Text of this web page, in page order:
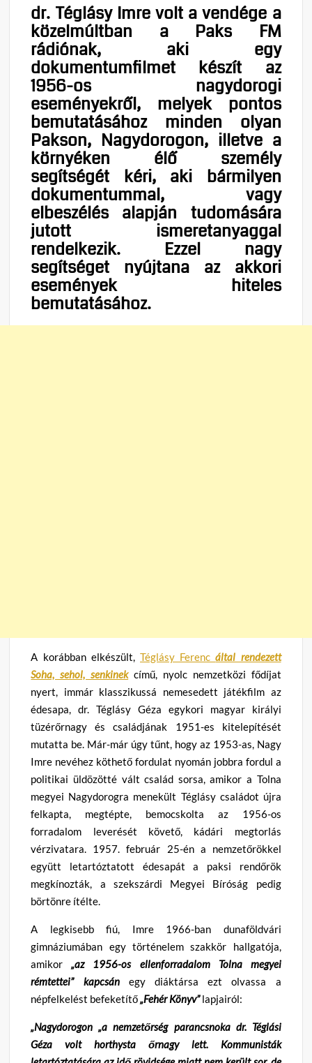
dr. Téglásy Imre volt a vendége a
közelmúltban a Paks FM
rádiónak, aki egy
dokumentumfilmet készít az
1956-os nagydorogi
eseményekről, melyek pontos
bemutatásához minden olyan
Pakson, Nagydorogon, illetve a
környéken élő személy
segítségét kéri, aki bármilyen
dokumentummal, vagy
elbeszélés alapján tudomására
jutott ismeretanyaggal
rendelkezik. Ezzel nagy
segítséget nyújtana az akkori
események hiteles
bemutatásához.
A korábban elkészült, Téglásy Ferencáltal rendezett
Soha, sehol, senkinekcímű, nyolc nemzetközi fődíjat
nyert, immár klasszikussá nemesedett játékfilm az
édesapa, dr. Téglásy Géza egykori magyar királyi
tüzérőrnagy és családjának 1951-es kitelepítését
mutatta be. Már-már úgy tűnt, hogy az 1953-as, Nagy
Imre nevéhez köthető fordulat nyomán jobbra fordul a
politikai üldözötté vált család sorsa, amikor a Tolna
megyei Nagydorogra menekült Téglásy családot újra
felkapta, megtépte, bemocskolta az 1956-os
forradalom leverését követő, kádári megtorlás
vérzivatara. 1957. február 25-én a nemzetőrökkel
együtt letartóztatott édesapát a paksi rendőrök
megkínozták, a szekszárdi Megyei Bíróság pedig
börtönre ítélte.
A legkisebb fiú, Imre 1966-ban dunaföldvári
gimnáziumában egy történelem szakkör hallgatója,
amikor„az 1956-os ellenforradalom Tolna megyei
rémtettei” kapcsán egy diáktársa ezt olvassa a
népfelkelést befeketítő„Fehér Könyv”lapjairól:
„Nagydorogon „a nemzetőrség parancsnoka dr. Téglási
Géza volt horthysta őrnagy lett. Kommunisták